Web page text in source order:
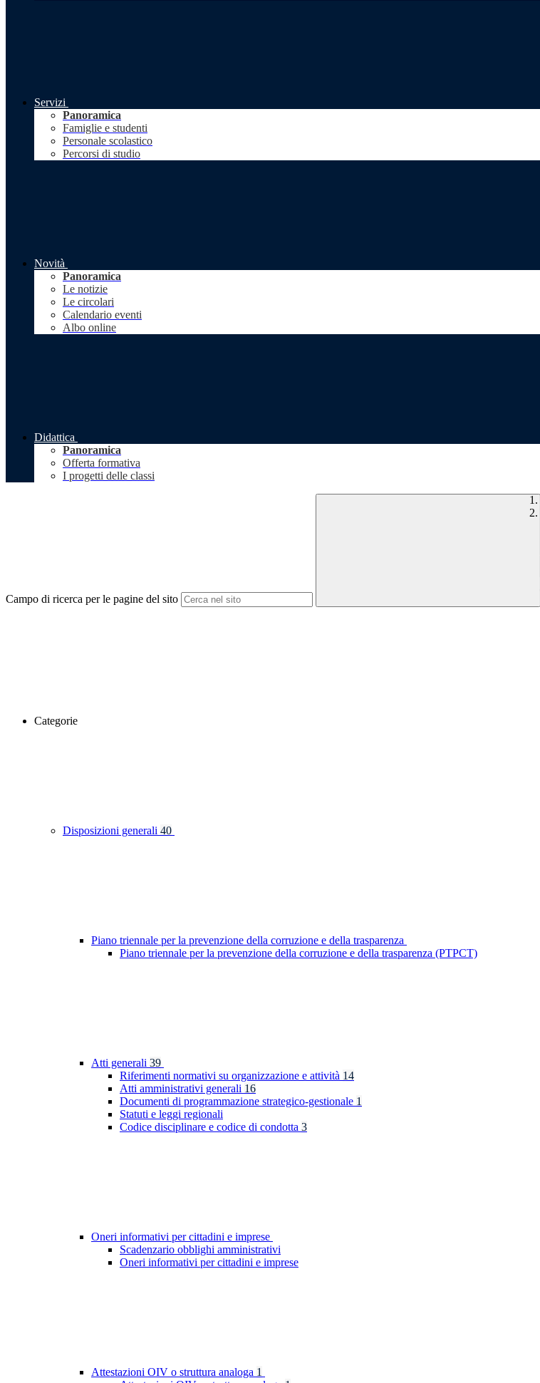
Servizi
Panoramica
Famiglie e studenti
Personale scolastico
Percorsi di studio
Novità
Panoramica
Le notizie
Le circolari
Calendario eventi
Albo online
Didattica
Panoramica
Offerta formativa
I progetti delle classi
Campo di ricerca per le pagine del sito
Categorie
Disposizioni generali 40
Piano triennale per la prevenzione della corruzione e della trasparenza
Piano triennale per la prevenzione della corruzione e della trasparenza (PTPCT)
Atti generali 39
Riferimenti normativi su organizzazione e attività 14
Atti amministrativi generali 16
Documenti di programmazione strategico-gestionale 1
Statuti e leggi regionali
Codice disciplinare e codice di condotta 3
Oneri informativi per cittadini e imprese
Scadenzario obblighi amministrativi
Oneri informativi per cittadini e imprese
Attestazioni OIV o struttura analoga 1